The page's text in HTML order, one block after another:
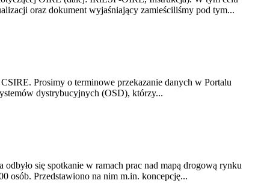
oraz dokument wyjaśniający zamieściliśmy pod tym...
Prosimy o terminowe przekazanie danych w Portalu
dystrybucyjnych (OSD), którzy...
się spotkanie w ramach prac nad mapą drogową rynku
osób. Przedstawiono na nim m.in. koncepcję...